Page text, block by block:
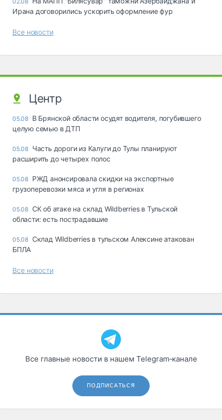
Ирана договорились ускорить оформление фур
Все новости
Центр
05.08 В Брянской области осудят водителя, погубившего
целую семью в ДТП
05.08 Часть дороги из Калуги до Тулы планируют
расширить до четырех полос
05.08 РЖД анонсировала скидки на экспортные
грузоперевозки мяса и угля в регионах
05.08 СК об атаке на склад Wildberries в Тульской
области: есть пострадавшие
05.08 Склад Wildberries в тульском Алексине атакован
БПЛА
Все новости
Все главные новости в нашем Telegram‑канале
ПОДПИСАТЬСЯ